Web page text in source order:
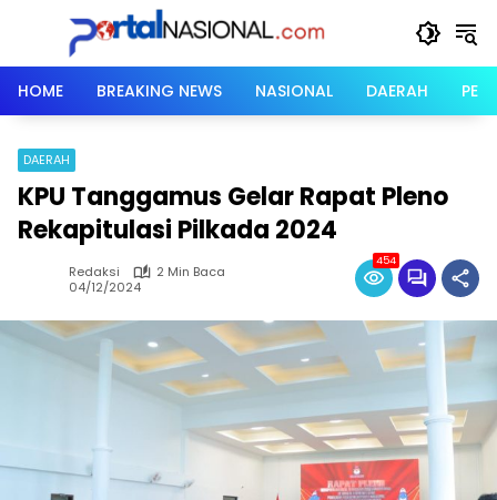
HOME
BREAKING NEWS NASIONAL DAERAH
DAERAH
KPU Tanggamus Gelar Rapat Pleno
Rekapitulasi Pilkada 2024
Redaksi
2 Min Baca
04/12/2024
454